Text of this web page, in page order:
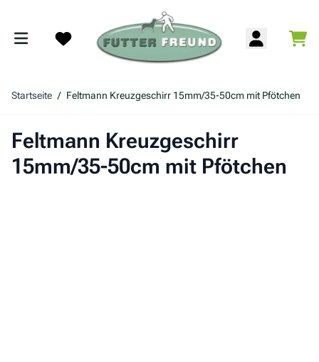
Startseite / Feltmann Kreuzgeschirr 15mm/35-50cm mit Pfötchen
Feltmann Kreuzgeschirr
15mm/35-50cm mit Pfötchen